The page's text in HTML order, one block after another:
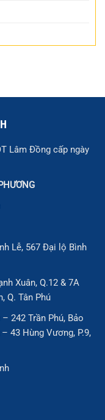
Lâm Đồng cấp ngày
Lễ, 567 Đại lộ Bình
Xuân, Q.12 & 7A
Q. Tân Phú
242 Trần Phú, Bảo
43 Hùng Vương, P.9,